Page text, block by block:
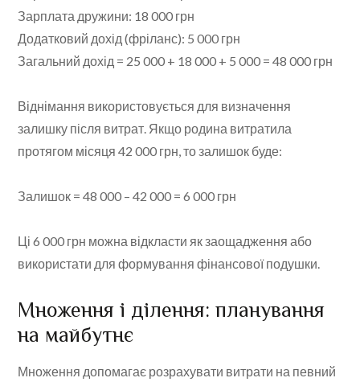
Зарплата дружини: 18 000 грн
Додатковий дохід (фріланс): 5 000 грн
Загальний дохід = 25 000 + 18 000 + 5 000 = 48 000 грн
Віднімання використовується для визначення
залишку після витрат. Якщо родина витратила
протягом місяця 42 000 грн, то залишок буде:
Залишок = 48 000 – 42 000 = 6 000 грн
Ці 6 000 грн можна відкласти як заощадження або
використати для формування фінансової подушки.
Множення і ділення: планування
на майбутнє
Множення допомагає розрахувати витрати на певний